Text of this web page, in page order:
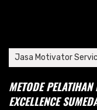
Jasa Motivator
METODE
EXCELLENCE